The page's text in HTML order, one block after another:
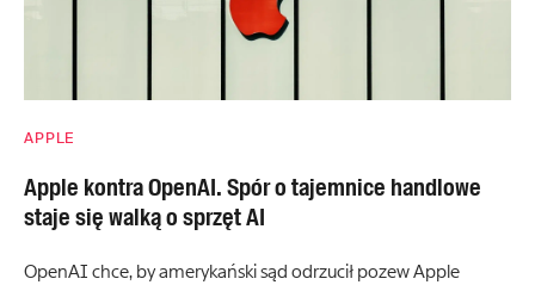
APPLE
Apple kontra OpenAI. Spór o tajemnice handlowe
staje się walką o sprzęt AI
OpenAI chce, by amerykański sąd odrzucił pozew Apple